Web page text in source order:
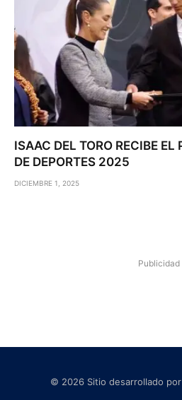
ISAAC DEL TORO RECIBE
DE DEPORTES 2025
DICIEMBRE 1, 2025
Publicidad
© 2026 Sitio desarrollado por